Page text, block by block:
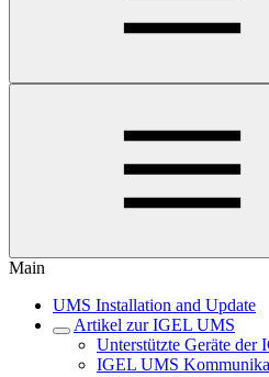
Main
UMS Installation and Update
Artikel zur IGEL UMS
Unterstützte Geräte der
IGEL UMS